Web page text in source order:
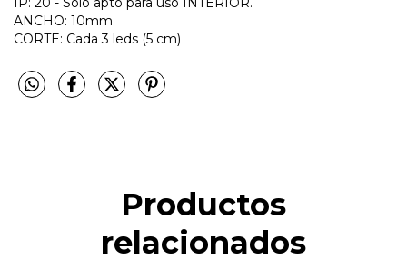
ANCHO: 10mm
CORTE: Cada 3 leds (5 cm)
Productos
relacionados